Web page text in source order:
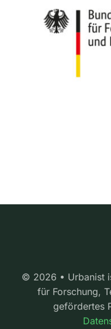
© 2026 • Urbanist
für Forschung,
gefördertes